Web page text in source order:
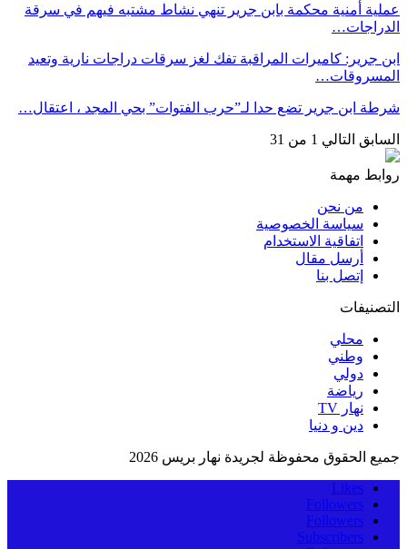
عملية أمنية محكمة بابن جرير تنهي نشاط مشتبه فيهم في سرقة
الدراجات…
ابن جرير: كاميرات المراقبة تفك لغز سرقات دراجات نارية وتعيد
المسروقات…
شرطة ابن جرير تضع حدا لـ”حرب الفتوات” بحي المجد ، اعتقال…
السابق التالي 1 من 31
روابط مهمة
من نحن
سياسة الخصوصية
اتفاقية الاستخدام
أرسل مقال
إتصل بنا
التصنيفات
محلي
وطني
دولي
رياضة
نهار TV
دين و دنيا
جميع الحقوق محفوظة لجريدة نهار بريس 2026
Likes
Followers
Followers
Subscribers